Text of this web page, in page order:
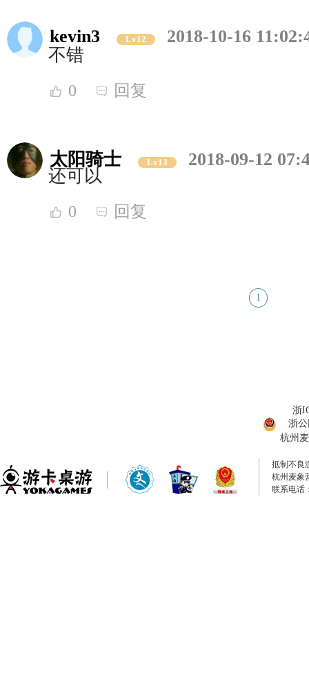
kevin3 Lv12
2018-10-16
不错
0 回复
太阳骑士 Lv13
2018-09-12
还可以
0 回复
1
浙
浙公
杭州
抵制不良
杭州麦象
联系电话